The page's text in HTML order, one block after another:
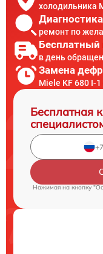
холодильника
ремонт по
Бесплатный
в день
Замена
Miele KF 680 I-
Бесплатная
Нажимая на кнопку